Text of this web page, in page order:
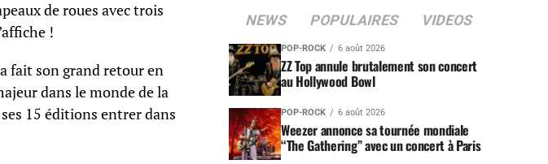
de roues avec trois
!
fait son grand retour en
dans le monde de la
15 éditions entrer dans
NEWS POPULAIRES VIDEOS
POP-ROCK 6 août 2026
ZZ Top annule brutalement son concert
au Hollywood Bowl
POP-ROCK 6 août 2026
Weezer annonce sa tournée mondiale
“The Gathering” avec un concert à Paris